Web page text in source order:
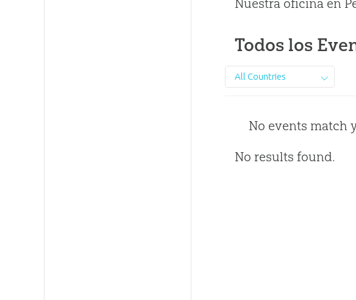
Nuestra oficina en
Todos los
All Countries
No events match
No results found.